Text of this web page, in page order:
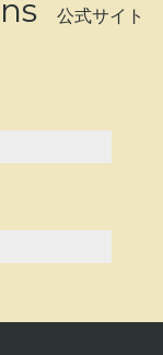
公式サイト